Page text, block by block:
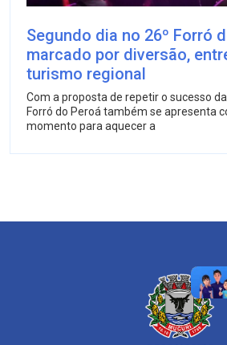
Segundo dia no 26º Forró
marcado por diversão,
turismo regional
Com a proposta de repetir o sucesso
Forró do Peroá também se apresenta
momento para aquecer a